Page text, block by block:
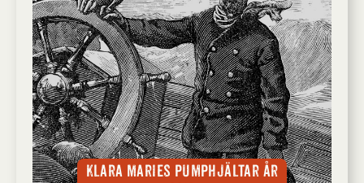
Klara Maries pumphjältar år